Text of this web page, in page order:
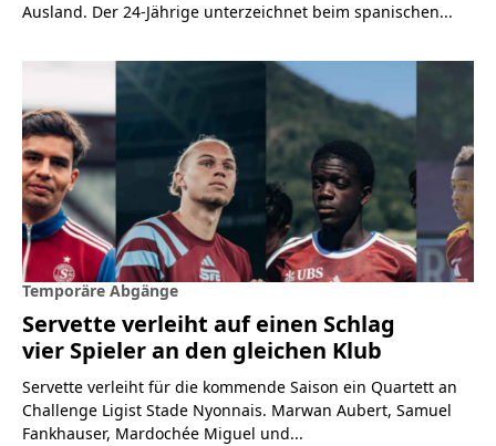
Ausland. Der 24-Jährige unterzeichnet beim spanischen...
Temporäre Abgänge
Servette verleiht auf einen Schlag
vier Spieler an den gleichen Klub
Servette verleiht für die kommende Saison ein Quartett an
Challenge Ligist Stade Nyonnais. Marwan Aubert, Samuel
Fankhauser, Mardochée Miguel und...